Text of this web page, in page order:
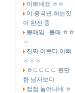
이쁘네요 ㅎㅎ
이 중국년 하는짓
이 완전 중
볼매임...볼매 ㅎㅎ
ㅎ
진짜 이쁘다 이뻐
ㅎㅎㅎ
ㅎㄷㄷㄷㄷ 웬만
한 남자보다
점점 늘어나네 ㅎ